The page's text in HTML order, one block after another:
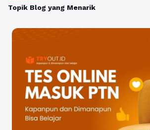
Topik Blog yang Menarik